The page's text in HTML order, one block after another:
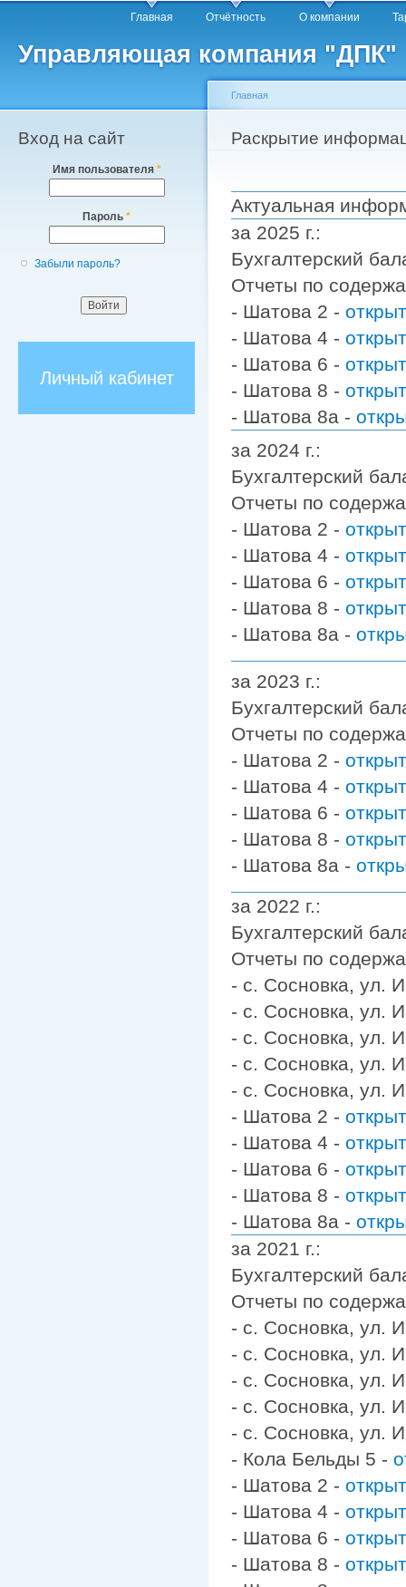
Управляющая компания "ДПК"
Главное менюГлавная Отчётность О компании
Вход на сайт
Имя пользователя *
Пароль *
Забыли пароль?
Личный кабинет
Вы здесь
Главная
Раскрытие
Актуальная
за 2025 г.:
Бухгалтерский
Отчеты по
- Шатова 2 -
- Шатова 4 -
- Шатова 6 -
- Шатова 8 -
- Шатова 8а -
за 2024 г.:
Бухгалтерский
Отчеты по
- Шатова 2 -
- Шатова 4 -
- Шатова 6 -
- Шатова 8 -
- Шатова 8а -
за 2023 г.:
Бухгалтерский
Отчеты по
- Шатова 2 -
- Шатова 4 -
- Шатова 6 -
- Шатова 8 -
- Шатова 8а -
за 2022 г.:
Бухгалтерский
Отчеты по
- с. Сосновка, ул.
- с. Сосновка, ул.
- с. Сосновка, ул.
- с. Сосновка, ул.
- с. Сосновка, ул.
- Шатова 2 -
- Шатова 4 -
- Шатова 6 -
- Шатова 8 -
- Шатова 8а -
за 2021 г.:
Бухгалтерский
Отчеты по
- с. Сосновка, ул.
- с. Сосновка, ул.
- с. Сосновка, ул.
- с. Сосновка, ул.
- с. Сосновка, ул.
- Кола Бельды 5 -
- Шатова 2 -
- Шатова 4 -
- Шатова 6 -
- Шатова 8 -